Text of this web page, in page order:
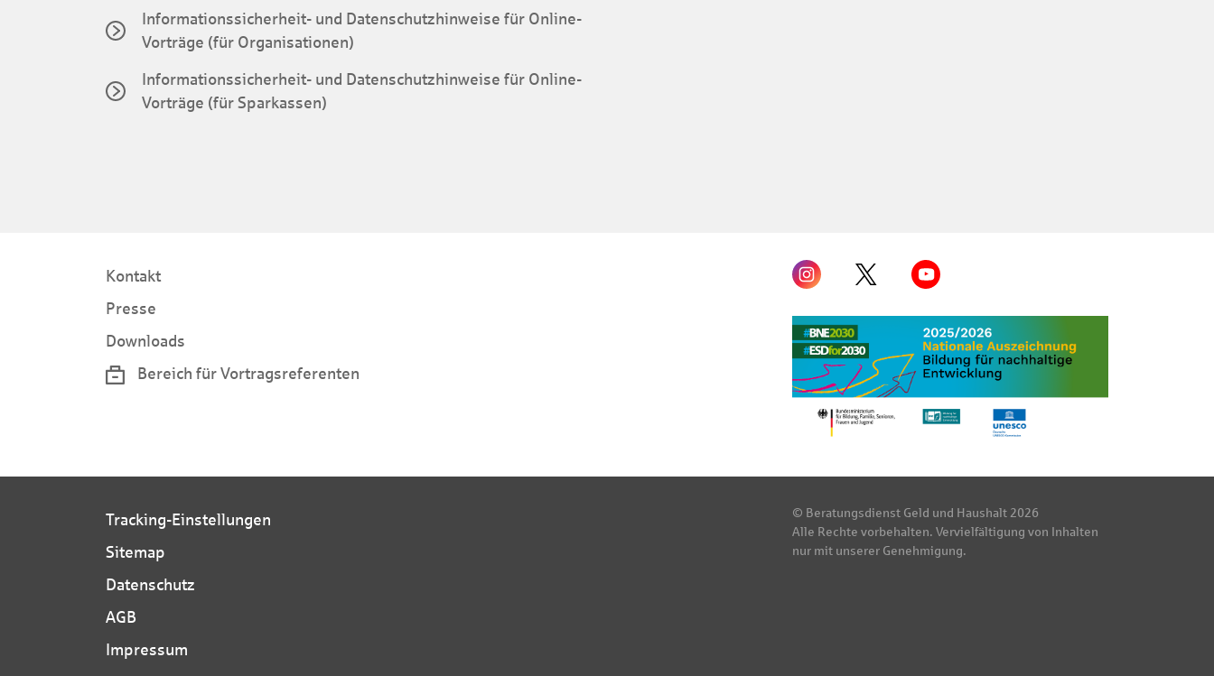
Informationssicherheit- und Datenschutzhinweise für Online-
Vorträge (für Organisationen)
Informationssicherheit- und Datenschutzhinweise für Online-
Vorträge (für Sparkassen)
Kontakt
Presse
Downloads
Bereich für Vortragsreferenten
Tracking-Einstellungen
Sitemap
Datenschutz
AGB
Impressum
© Beratungsdienst Geld und Haushalt 2026
Alle Rechte vorbehalten. Vervielfältigung von Inhalten
nur mit unserer Genehmigung.